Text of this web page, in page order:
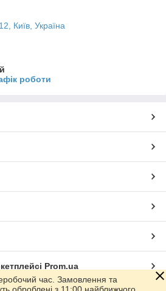
Київ, Україна
роботи
Prom.ua
час. Замовлення та